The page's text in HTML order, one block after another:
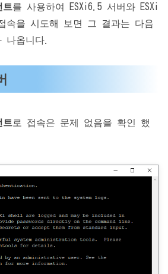
트를 사용하여 ESXi6.5 서버와 ESXi
속을 시도해 보면 그 결과는 다음
옵니다.
트 로 접속은 문제 없음을 확인 했